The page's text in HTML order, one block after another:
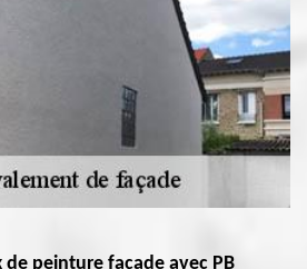
peinture façade avec PB